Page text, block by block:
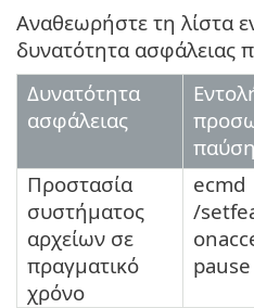
Αναθεωρήστε τη λίστα
δυνατότητα ασφάλειας
Δυνατότητα
ασφάλειας
Προστασία
συστήματος
αρχείων σε
πραγματικό
χρόνο
ecmd
/
pause